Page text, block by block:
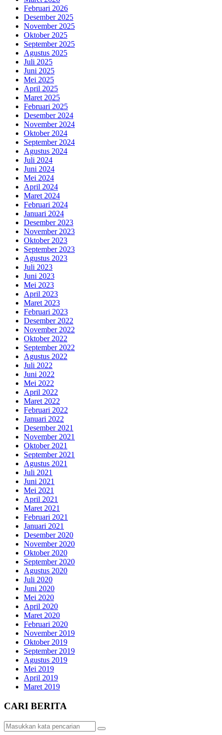
Februari 2026
Desember 2025
November 2025
Oktober 2025
September 2025
Agustus 2025
Juli 2025
Juni 2025
Mei 2025
April 2025
Maret 2025
Februari 2025
Desember 2024
November 2024
Oktober 2024
September 2024
Agustus 2024
Juli 2024
Juni 2024
Mei 2024
April 2024
Maret 2024
Februari 2024
Januari 2024
Desember 2023
November 2023
Oktober 2023
September 2023
Agustus 2023
Juli 2023
Juni 2023
Mei 2023
April 2023
Maret 2023
Februari 2023
Desember 2022
November 2022
Oktober 2022
September 2022
Agustus 2022
Juli 2022
Juni 2022
Mei 2022
April 2022
Maret 2022
Februari 2022
Januari 2022
Desember 2021
November 2021
Oktober 2021
September 2021
Agustus 2021
Juli 2021
Juni 2021
Mei 2021
April 2021
Maret 2021
Februari 2021
Januari 2021
Desember 2020
November 2020
Oktober 2020
September 2020
Agustus 2020
Juli 2020
Juni 2020
Mei 2020
April 2020
Maret 2020
Februari 2020
November 2019
Oktober 2019
September 2019
Agustus 2019
Mei 2019
April 2019
Maret 2019
CARI BERITA